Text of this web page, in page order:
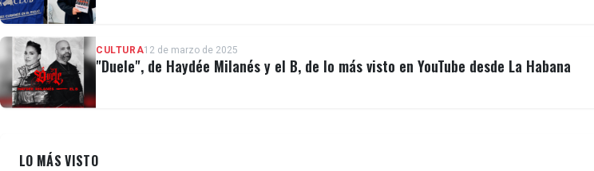
CULTURA12 de marzo de 2025
"Duele", de Haydée Milanés y el B, de lo más visto en YouTube desde La Habana
LO MÁS VISTO